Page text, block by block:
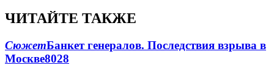
ЧИТАЙТЕ ТАКЖЕ
СюжетБанкет генералов. Последствия взрыва в
Москве8028